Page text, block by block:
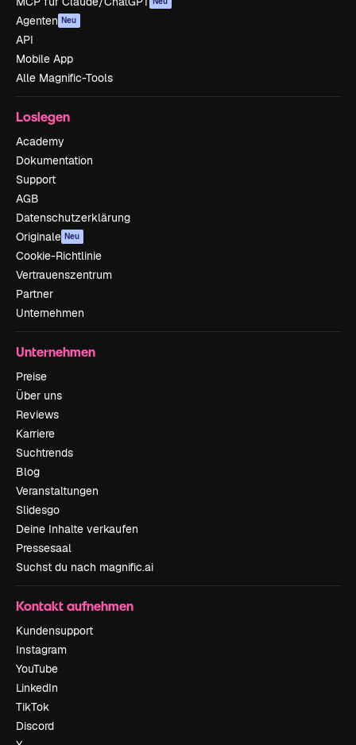
Agenten Neu
API
Mobile App
Alle Magnific-Tools
Loslegen
Academy
Dokumentation
Support
AGB
Datenschutzerklärung
Originale Neu
Cookie-Richtlinie
Vertrauenszentrum
Partner
Unternehmen
Unternehmen
Preise
Über uns
Reviews
Karriere
Suchtrends
Blog
Veranstaltungen
Slidesgo
Deine Inhalte verkaufen
Pressesaal
Suchst du nach magnific.ai
Kontakt aufnehmen
Kundensupport
Instagram
YouTube
LinkedIn
TikTok
Discord